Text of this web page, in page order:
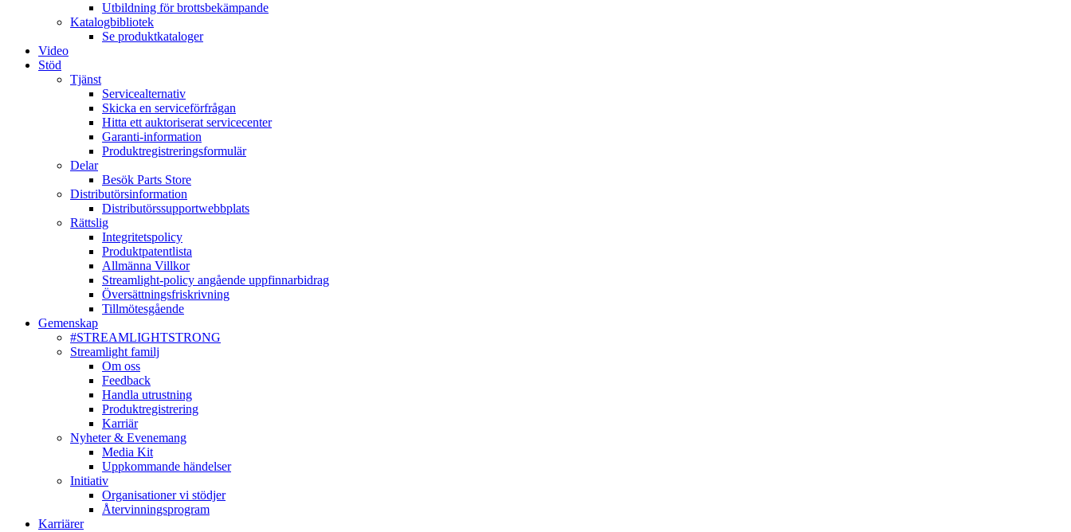
Utbildning för brottsbekämpande
Katalogbibliotek
Se produktkataloger
Video
Stöd
Tjänst
Servicealternativ
Skicka en serviceförfrågan
Hitta ett auktoriserat servicecenter
Garanti-information
Produktregistreringsformulär
Delar
Besök Parts Store
Distributörsinformation
Distributörssupportwebbplats
Rättslig
Integritetspolicy
Produktpatentlista
Allmänna Villkor
Streamlight-policy angående uppfinnarbidrag
Översättningsfriskrivning
Tillmötesgående
Gemenskap
#STREAMLIGHTSTRONG
Streamlight familj
Om oss
Feedback
Handla utrustning
Produktregistrering
Karriär
Nyheter & Evenemang
Media Kit
Uppkommande händelser
Initiativ
Organisationer vi stödjer
Återvinningsprogram
Karriärer